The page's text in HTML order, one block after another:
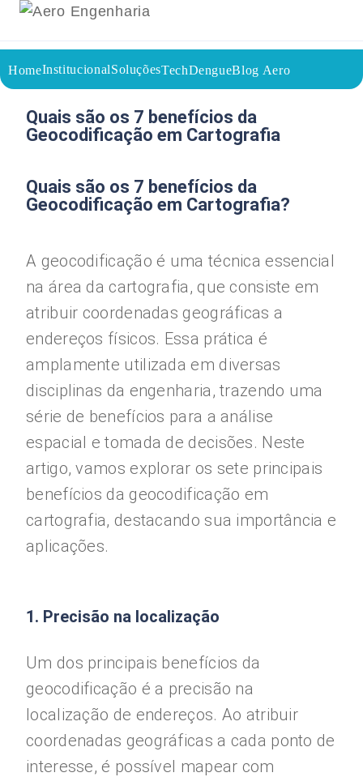
HomeInstitucionalSoluçõesTechDengueBlog Aero
02/09/2023
Voltar a página inicial do blog
Quais são os 7 benefícios da
Geocodificação em Cartografia
Quais são os 7 benefícios da
Geocodificação em Cartografia?
A geocodificação é uma técnica essencial
na área da cartografia, que consiste em
atribuir coordenadas geográficas a
endereços físicos. Essa prática é
amplamente utilizada em diversas
disciplinas da engenharia, trazendo uma
série de benefícios para a análise
espacial e tomada de decisões. Neste
artigo, vamos explorar os sete principais
benefícios da geocodificação em
cartografia, destacando sua importância e
aplicações.
1. Precisão na localização
Um dos principais benefícios da
geocodificação é a precisão na
localização de endereços. Ao atribuir
coordenadas geográficas a cada ponto de
interesse, é possível mapear com